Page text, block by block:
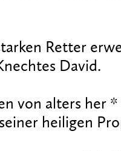
Retter
David.
von alters her *
heiligen